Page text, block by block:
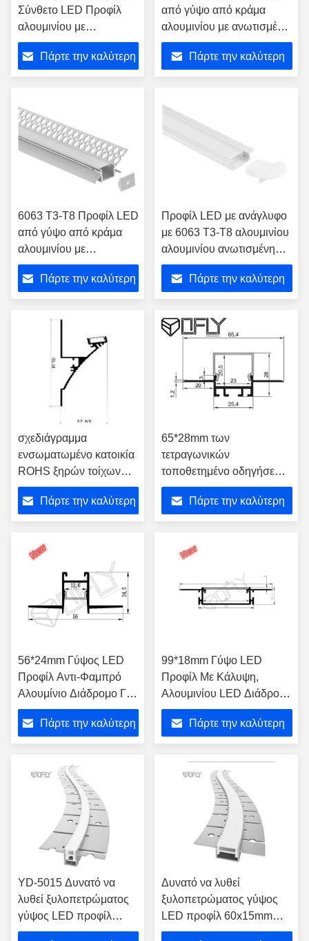
Σύνθετο LED Προφίλ
αλουμινίου με
ανωτισμένη επιφάνεια
και προσαρμοσμένο
μήκος για το κανάλι LED
Πάρτε την καλύτερη
από γύψο από κράμα
αλουμινίου με ανωτισμένη
επιφάνεια και
προσαρμοσμένο μήκος για
εγκατάσταση σε ξηρό τοίχο
Πάρτε την καλύτερη
6063 T3-T8 Προφίλ LED
από γύψο από κράμα
αλουμινίου με
ανωτισμένη επιφάνεια
για ενσωματωμένη
εγκατάσταση
Πάρτε την καλύτερη
Προφίλ LED με ανάγλυφο
με 6063 T3-T8 αλουμινίου
αλουμινίου ανωτισμένη
επιφάνεια και
εξατομικευμένο μήκος για
στεγαστικό λωρίδας LED
Πάρτε την καλύτερη
σχεδιάγραμμα
ενσωματωμένο κατοικία
ROHS ξηρών τοίχων
των οδηγήσεων
ασβεστοκονιάματος
104*37.6mm
Πάρτε την καλύτερη
65*28mm των
τετραγωνικών
τοποθετημένο οδηγήσεων
ασβεστοκονιάματος
σχεδιαγράμματος ξηρών
τοίχων γύψου των
αργιλίου λουρίδων ελαφρύ
Πάρτε την καλύτερη
56*24mm Γύψος LED
Προφίλ Αντι-Φαμπρό
Αλουμίνιο Διάδρομο Για
LED Strip
Προσαρμοσμένο μήκος
Πάρτε την καλύτερη
99*18mm Γύψο LED
Προφίλ Με Κάλυψη,
Αλουμινίου LED Διάδρομο
Για φωτισμό LED Strip
Πάρτε την καλύτερη
YD-5015 Δυνατό να
λυθεί ξυλοπετρώματος
γύψος LED προφίλ
50x15mm κυψελώδης
Δυνατό να λυθεί
ξυλοπετρώματος γύψος
LED προφίλ 60x15mm
κυψελώδης